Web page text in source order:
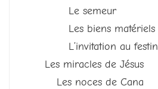
Le semeur
Les biens matériels
L’invitation au festin
Les miracles de Jésus
Les noces de Cana